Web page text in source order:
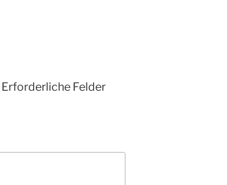
Erforderliche Felder